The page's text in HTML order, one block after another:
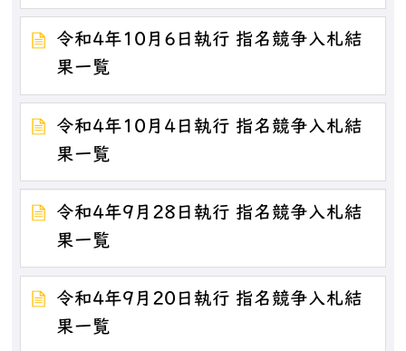
令和4年10月6日執行 指名競争入札結
果一覧
令和4年10月4日執行 指名競争入札結
果一覧
令和4年9月28日執行 指名競争入札結
果一覧
令和4年9月20日執行 指名競争入札結
果一覧